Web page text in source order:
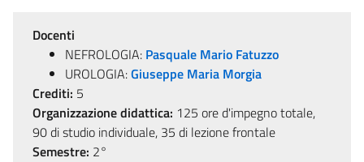
Docenti
NEFROLOGIA: Pasquale Mario Fatuzzo
UROLOGIA:Giuseppe Maria Morgia
Crediti: 5
Organizzazione didattica: 125 ore d'impegno totale,
90 di studio individuale, 35 di lezione frontale
Semestre: 2°